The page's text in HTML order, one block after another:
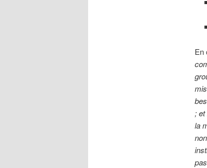
En
;
la